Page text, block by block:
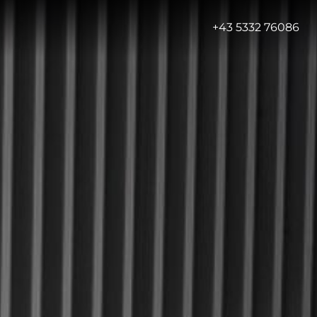
+43 5332 76086